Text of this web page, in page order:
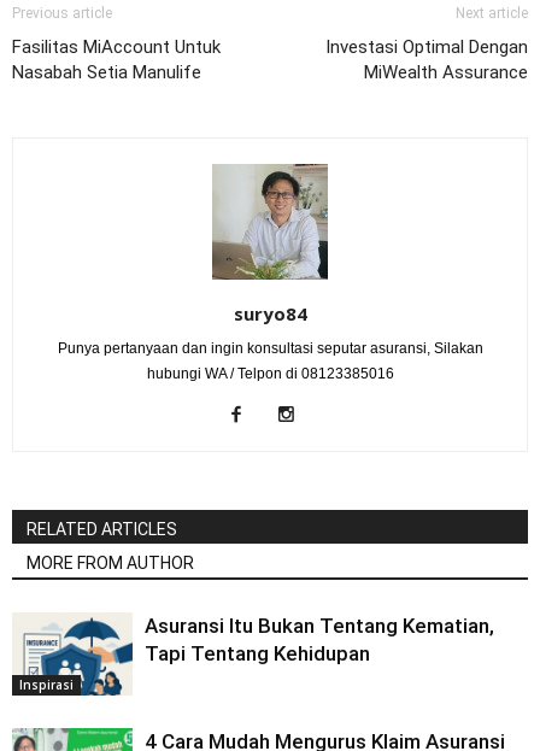
Previous article
Fasilitas MiAccount Untuk
Nasabah Setia Manulife
Next article
Investasi Optimal Dengan
MiWealth Assurance
suryo84
Punya pertanyaan dan ingin konsultasi seputar asuransi, Silakan
hubungi WA / Telpon di 08123385016
RELATED ARTICLES
MORE FROM AUTHOR
Inspirasi
Asuransi Itu Bukan Tentang Kematian,
Tapi Tentang Kehidupan
4 Cara Mudah Mengurus Klaim Asuransi